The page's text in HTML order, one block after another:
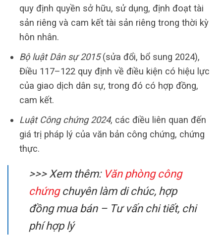
quy định quyền sở hữu, sử dụng, định đoạt tài
sản riêng và cam kết tài sản riêng trong thời kỳ
hôn nhân.
Bộ luật Dân sự 2015(sửa đổi, bổ sung 2024),
Điều 117–122 quy định về điều kiện có hiệu lực
của giao dịch dân sự, trong đó có hợp đồng,
cam kết.
Luật Công chứng 2024, các điều liên quan đến
giá trị pháp lý của văn bản công chứng, chứng
thực.
>>> Xem thêm: Văn phòng công
chứngchuyên làm di chúc, hợp
đồng mua bán – Tư vấn chi tiết, chi
phí hợp lý